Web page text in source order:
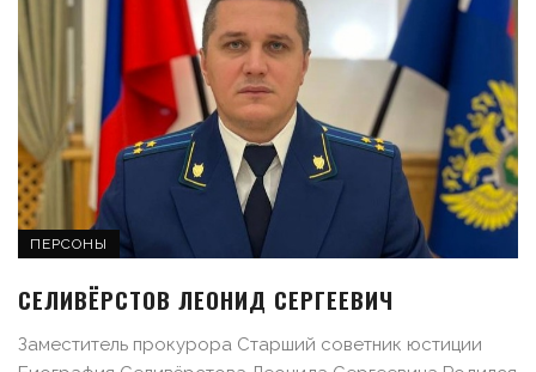
ПЕРСОНЫ
СЕЛИВЁРСТОВ ЛЕОНИД СЕРГЕЕВИЧ
Заместитель прокурора Старший советник юстиции